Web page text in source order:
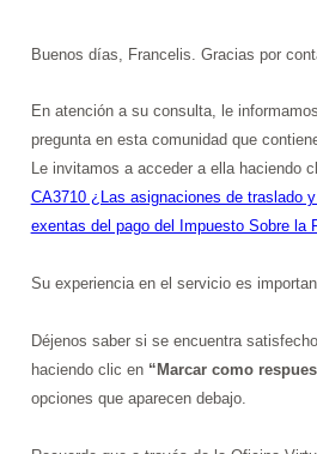
Buenos días, Francelis. Gracias por
En atención a su consulta, le
pregunta en esta comunidad que
Le invitamos a acceder a ella haciendo
CA3710 ¿Las asignaciones de traslado
exentas del pago del Impuesto Sobre la
Su experiencia en el servicio es
Déjenos saber si se encuentra
haciendo clic en “Marcar como
opciones que aparecen debajo.